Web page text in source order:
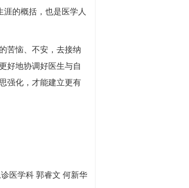
涯的概括，也是医学人
苦恼、不安，去接纳
好地协调好医生与自
强化，才能建立更有
诊医学科 郭睿文 何新华